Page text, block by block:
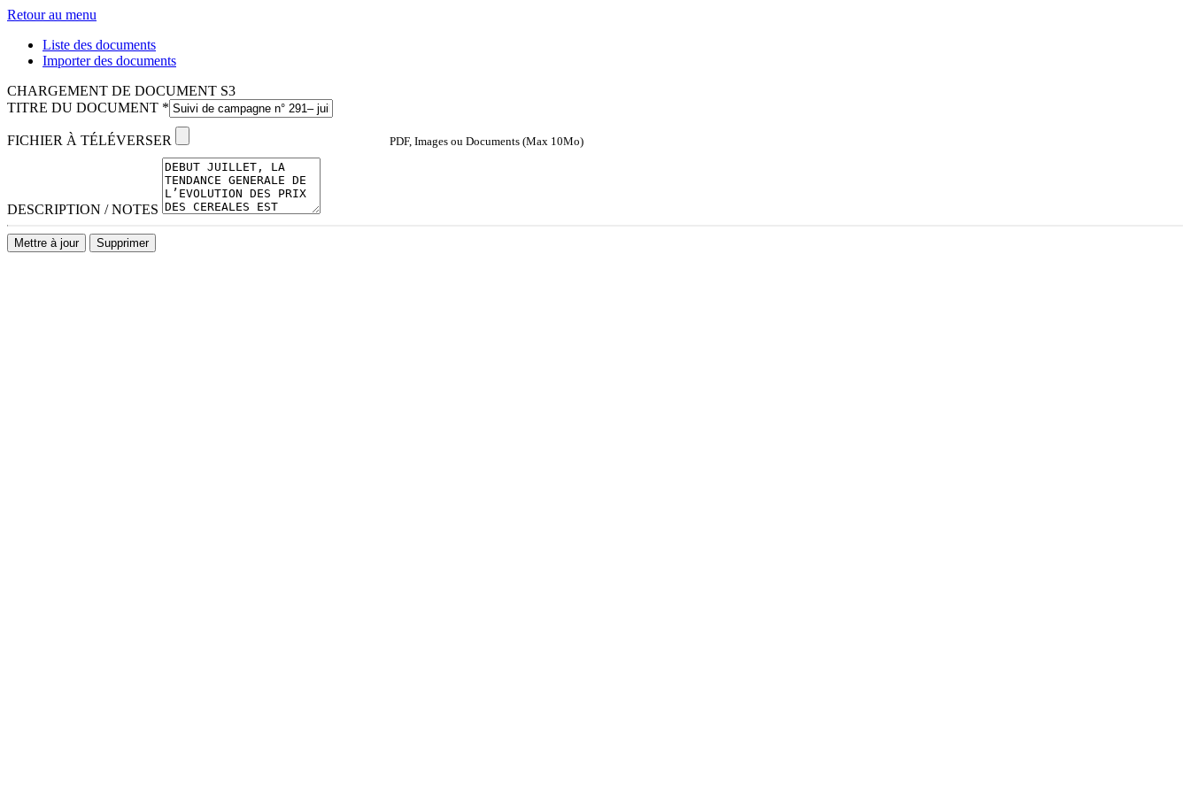
Retour au menu
Liste des documents
Importer des documents
CHARGEMENT DE DOCUMENT S3
TITRE DU DOCUMENT *
FICHIER À TÉLÉVERSER PDF, Images ou Documents (Max 10Mo)
DESCRIPTION / NOTES
Mettre à jour Supprimer